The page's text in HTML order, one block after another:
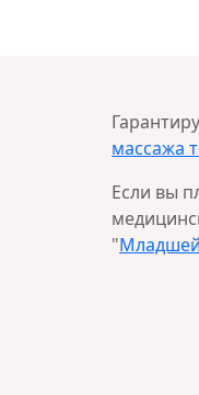
массажа
Если вы
"